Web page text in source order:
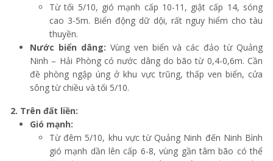
Từ tối 5/10, gió mạnh cấp 10-11, giật cấp 14, sóng
cao 3-5m. Biển động dữ dội, rất nguy hiểm cho tàu
thuyền.
Nước biển dâng: Vùng ven biển và các đảo từ Quảng
Ninh – Hải Phòng có nước dâng do bão từ 0,4-0,6m. Cần
đề phòng ngập úng ở khu vực trũng, thấp ven biển, cửa
sông từ chiều và tối 5/10.
2. Trên đất liền:
Gió mạnh:
Từ đêm 5/10, khu vực từ Quảng Ninh đến Ninh Bình
gió mạnh dần lên cấp 6-8, vùng gần tâm bão có thể